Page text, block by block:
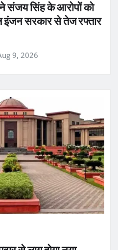
संजय सिंह के आरोपों को
इंजन सरकार से तेज रफ्तार
9, 2026